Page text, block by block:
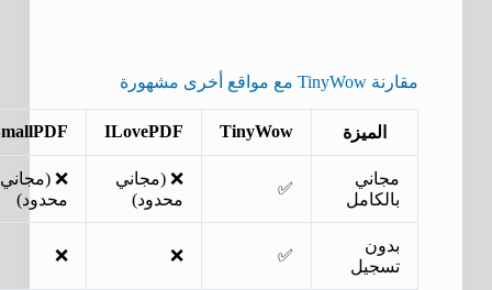
مقارنة TinyWow مع مواقع أخرى مشهورة
الميزة TinyWow
ILovePDF
مجاني
بالكامل
✅
❌ (مجاني
محدود)
❌ (مجاني
محدود)
بدون
تسجيل
✅
❌
❌